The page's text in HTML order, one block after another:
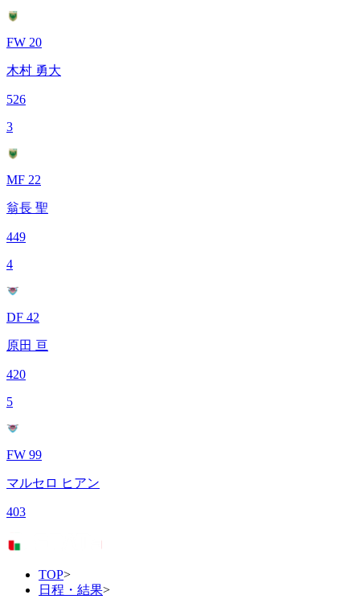
FW 20
木村 勇大
526
3
MF 22
翁長 聖
449
4
DF 42
原田 亘
420
5
FW 99
マルセロ ヒアン
403
TOP>
日程・結果>